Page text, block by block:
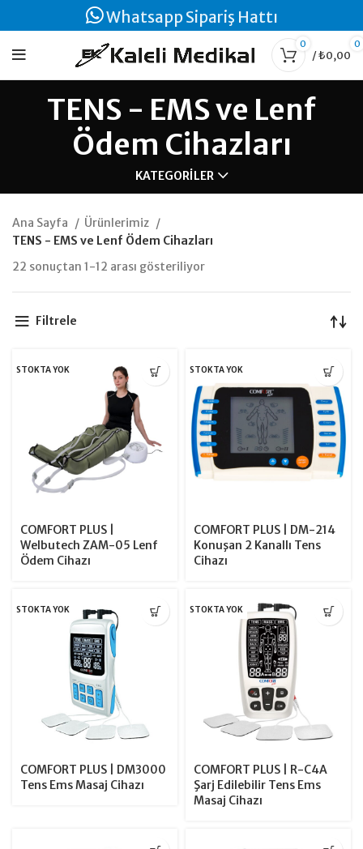
Whatsapp Sipariş Hattı
0 0
/₺0,00
TENS - EMS ve Lenf
Ödem Cihazları
KATEGORILER
Ana Sayfa
Ürünlerimiz
TENS - EMS ve Lenf Ödem Cihazları
22 sonuçtan 1-12 arası gösteriliyor
Filtrele
STOKTA YOK
COMFORT PLUS |
Welbutech ZAM-05 Lenf
Ödem Cihazı
STOKTA YOK
COMFORT PLUS | DM-214
Konuşan 2 Kanallı Tens
Cihazı
STOKTA YOK
COMFORT PLUS | DM3000
Tens Ems Masaj Cihazı
STOKTA YOK
COMFORT PLUS | R-C4A
Şarj Edilebilir Tens Ems
Masaj Cihazı